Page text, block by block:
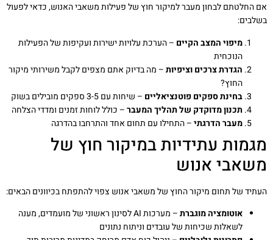
אם החלטתם לבחון מעבר למיקור חוץ של פעילות משאבי האנוש, כדאי לפעול
בשלבים:
מיפוי המצב הקיים – הערכת עלויות ישירות ועקיפות של הפעילות
הנוכחית
הגדרת צרכים וציפיות– מה בדיוק אתם מצפים לקבל משירותי מיקור
החוץ?
בחינת ספקים פוטנציאליים – שיחות עם 3-5 ספקים מובילים בשוק
תכנון מדוקדק של תהליך המעבר– כולל לוחות זמנים ומדדי הצלחה
מעבר הדרגתי– התחילו עם תחום אחד והתרחבו בהדרגה
מגמות עתידיות במיקור חוץ של
משאבי אנוש
העתיד של תחום מיקור החוץ של משאבי אנוש צפוי להתפתח בכיוונים הבאים:
אוטומציה מוגברת
– מערכות AI לסינון ראשוני של מועמדים, מענה
לשאלות שכיחות של עובדים וניתוח נתונים